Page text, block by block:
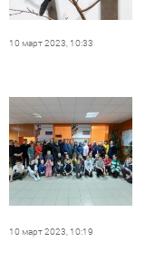
10 март 2023, 10:33
10 март 2023, 10:19